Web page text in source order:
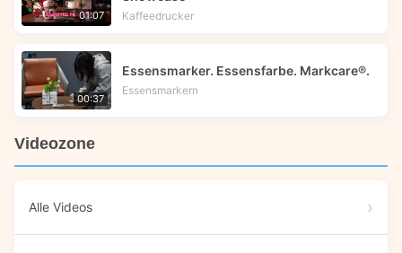
01:07 Kaffeedrucker
00:37
Essensmarker. Essensfarbe. Markcare®.
Essensmarkern
Videozone
Alle Videos